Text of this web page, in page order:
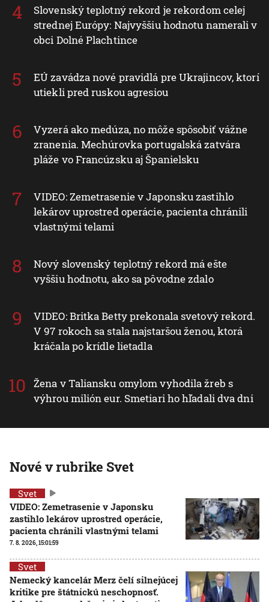
Slovenský teplotný rekord je rekordom celej
strednej Európy: Najvyššiu hodnotu namerali v
obci Dolné Plachtince
EÚ zavádza nové pravidlá pre Ukrajincov, ktorí
utiekli pred ruskou agresiou
Vyzerá ako medúza, no môže spôsobiť vážne
zranenia. Mechúrovka portugalská zatvára
pláže vo Francúzsku aj Španielsku
VIDEO: Zemetrasenie v Japonsku zastihlo
lekárov uprostred operácie, pacienta chránili
vlastnými telami
Nový slovenský teplotný rekord má ešte
vyššiu hodnotu, ako sa pôvodne zdalo
VIDEO: Britka Betty prekonala svetový rekord.
V 97 rokoch sa stala najstaršou ženou, ktorá
kráčala po krídle lietadla
Žena v Taliansku omylom vyhodila žreb s
výhrou milión eur. Smetiari ho hľadali dva dni
Nové v rubrike Svet
Svet
VIDEO: Zemetrasenie v Japonsku
zastihlo lekárov uprostred operácie,
pacienta chránili vlastnými telami
7. 8. 2026, 15:01:59
Svet
Nemecký kancelár Merz čelí silnejúcej
kritike pre štátnickú neschopnosť.